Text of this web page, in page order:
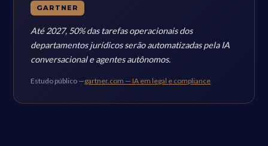
GARTNER
Até 2027, 50% das tarefas operacionais dos
departamentos jurídicos serão automatizadas pela IA
conversacional e agentes autônomos.
Estudo público —gartner.com — IA em legal e compliance